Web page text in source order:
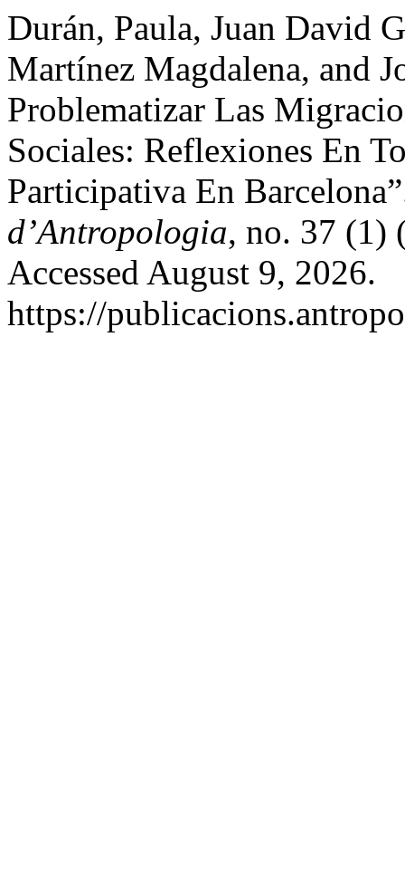
Durán, Paula, Juan David
Martínez Magdalena, and
Problematizar Las
Sociales: Reflexiones En
Participativa En
d’Antropologia, no. 37 (1)
Accessed August 9, 2026.
https://